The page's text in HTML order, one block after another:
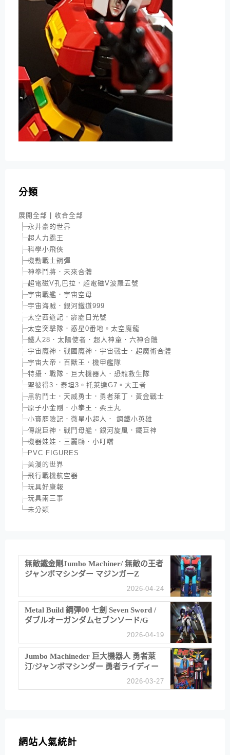
分類
展開全部
收合全部
永井豪的世界
超人力霸王
科學小飛俠
機動戰士鋼彈
神拳鬥將．未來合體
超電磁V孔巴拉．超電磁V波羅五號
宇宙戰艦．宇宙空母
宇宙海賊．銀河鐵道999
太空西遊記．霹靂日光號
太空突擊隊．惑星0番地。太空魔龍
鐵人28．太陽使者．超人神童．六神合體
宇宙魔神．戰國魔神．宇宙戰士．超魔術合體
宇宙大帝．百獸王．機甲艦隊
特攝．戰隊．巨大機器人．恐龍救生隊
聖彼得3．泰坦3。托萊達G7。大王者
黑豹鬥士．天威勇士．勇者萊丁．黃金戰士
原子小金剛．小拳王．柔王丸
小寶歷險記．微星小超人． 鋼鐵小英雄
傳說巨神．戰鬥母艦．銀河旋風．鐵巨神
機器娃娃．三麗鷗．小叮噹
PVC FIGURES
美漫的世界
飛行戰機航空器
玩具好康報
玩具兩三事
未分類
無敵鐵金剛Jumbo Machiner/ 無敵の王者
ジャンボマシンダー マジンガーZ
2026-04-24
Metal Build 鋼彈00 七劍 Seven Sword /
ダブルオーガンダムセブンソード/G
2026-04-19
Jumbo Machineder 巨大機器人 勇者萊
汀/ジャンボマシンダー 勇者ライディー
2026-03-27
網站人氣統計